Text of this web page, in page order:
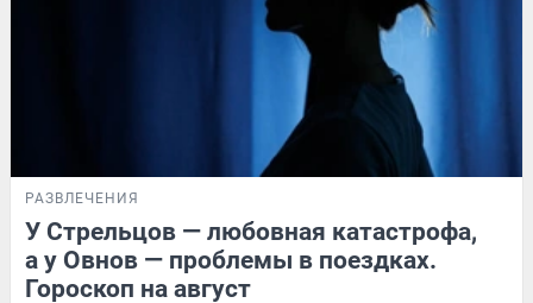
РАЗВЛЕЧЕНИЯ
У Стрельцов — любовная катастрофа,
а у Овнов — проблемы в поездках.
Гороскоп на август